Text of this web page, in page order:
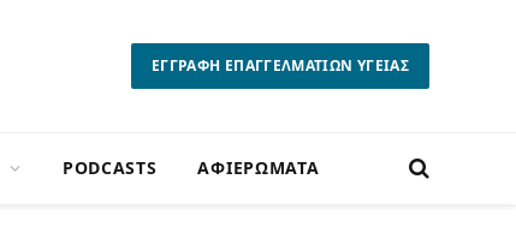
ΕΓΓΡΑΦΗ ΕΠΑΓΓΕΛΜΑΤΙΩΝ ΥΓΕΙΑΣ
PODCASTS ΑΦΙΕΡΩΜΑΤΑ